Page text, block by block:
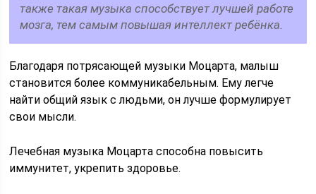
также такая музыка способствует лучшей работе
мозга, тем самым повышая интеллект ребёнка.
Благодаря потрясающей музыки Моцарта, малыш
становится более коммуникабельным. Ему легче
найти общий язык с людьми, он лучше формулирует
свои мысли.
Лечебная музыка Моцарта способна повысить
иммунитет, укрепить здоровье.